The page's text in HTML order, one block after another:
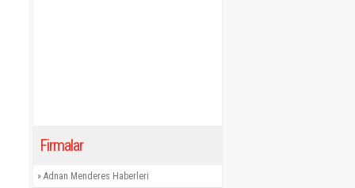
Firmalar
» Adnan Menderes Haberleri